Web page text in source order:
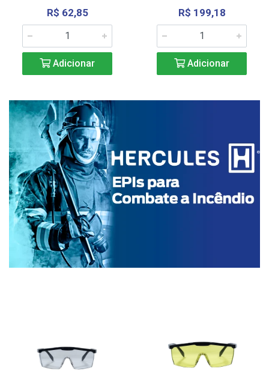
R$ 62,85
Adicionar
R$ 199,18
Adicionar